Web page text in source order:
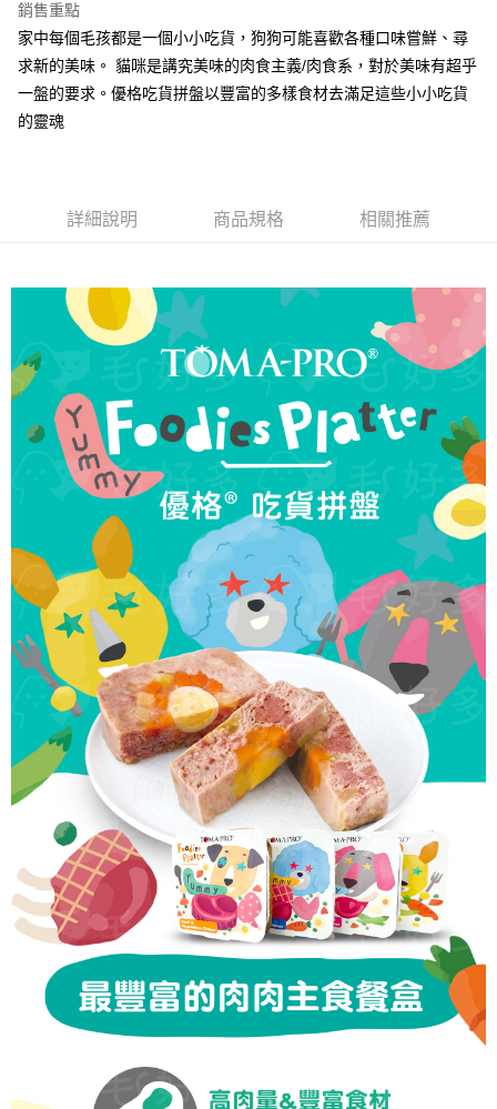
台新國際商業銀行
台灣樂天信用卡公司
Google Pay
全盈+PAY
大哥付你分期
相關說明
流程，驗證手機門號後，選擇欲分期的期數、繳款截止日，確認付款後即完
消。如遇「轉專審核」未通過狀況，表示未達大哥付你分期系統評分，恕無
法說明評估內容。
【繳款方式說明】
1.分期款項不併入電信帳單，「大哥付你分期」於每月結算日後寄送繳費提
醒簡訊。
2.透過簡訊連結打開帳單後，可選擇「超商條碼／台灣大直營門市／銀行轉
帳／街口支付／iPASS MONEY」等通路繳費。
【注意事項】
1.本服務係由「台灣大哥大股份有限公司」（以下簡稱本公司）所提供，讓
用戶於交易時，得透過本服務購買商品或服務，並由商店將買賣／分期付款
買賣價金債權讓與本公司後，依約使用本公司帳單繳交帳款。
2.基於同意付款使用「大哥付你分期」之契約關係目的，商店將以您的個人
資料（包含姓名、電話或地址）提供予台灣大哥大進項蒐集、處理及利用，
由本公司與您本人進行分期帳單所需資料之確認、核對及更正。
3.完整用戶服務條款，請詳閱以下連結：https://oppay.tw/userRule
【關於「AFTEE先享後付」】
１．簡單：不需註冊會員、不需綁卡、不需儲值。
２．便利：只要手機號碼，簡訊認證，即可結帳。
３．安心：先確認商品／服務後，再付款。
【「AFTEE先享後付」結帳流程】
１．於結帳方式選擇「AFTEE先享後付」後，將跳轉至「AFTEE先享後付」
結帳頁面，進行簡訊認證並確認金額後，即可完成結帳。
２．訂單成立數日內，您將收到繳費通知簡訊。
３．收到繳費通知簡訊後14天內，點擊此簡訊中的連結，可透過四大超商／
ATM／網路銀行／等多元方式進行付款，方視為交易完成。
※ 請注意：結帳手續完成當下不需立刻繳費，但若您需要取消訂單，請聯絡
購買商品的店家。未經商家同意取消之訂單仍視為有效，需透過AFTEE先享
後付繳納相關費用。
※ 交易是否成功請以「AFTEE先享後付 」之結帳頁面顯示為準，若有關於
是否繳費成功／繳費後需取消欲退款等相關疑問，請聯繫「AFTEE先享後付
客戶支援中心」
https://netprotections.freshdesk.com/support/home
【注意事項】
１．透過由恩沛科技股份有限公司提供之「AFTEE先享後付」服務完成之交
易，需依本服務之必要範圍內提供個人資料，並將交易相關給付款項請求債
權轉讓予恩沛科技股份有限公司。
２．關於個人資料處理事宜，請瀏覽以下網址：
https://aftee.tw/terms/#terms3
３．未成年的使用者請事先徵得法定代理人或監護人之同意方可使用
「AFTEE先享後付」，若未經同意申辦者引起之損失，本公司不負相關責
任。
４．使用「AFTEE先享後付」時，將依據個別帳號之用戶狀況，依本公司即
時審查核予不同之上限額度；若仍有額度不足之情形，本公司將視審查結果
請求用戶進行身份認證。
５．嚴禁一人註冊多個帳號或使用他人資訊註冊。若發現惡意使用之情形，
恩沛科技股份有限公司將有權停止該用戶之使用額度並採取法律行動。
運送方式
全家取貨付款
每筆NT$65，滿NT$1,000(含以上)免運費
付款後全家取貨
每筆NT$65，滿NT$1,000(含以上)免運費
7-11取貨付款
每筆NT$65，滿NT$1,000(含以上)免運費
付款後7-11取貨
每筆NT$65，滿NT$1,000(含以上)免運費
本島宅配
每筆NT$95，滿NT$1,000(含以上)免運費
離島宅配
每筆NT$180
貨到付款
每筆NT$95，滿NT$1,000(含以上)免運費
銷售重點
家中每個毛孩都是一個小小吃貨，狗狗可能喜歡各種口味嘗鮮、尋
求新的美味。 貓咪是講究美味的肉食主義/肉食系，對於美味有超乎
一盤的要求。優格吃貨拼盤以豐富的多樣食材去滿足這些小小吃貨
的靈魂
詳細說明 商品規格 相關推薦